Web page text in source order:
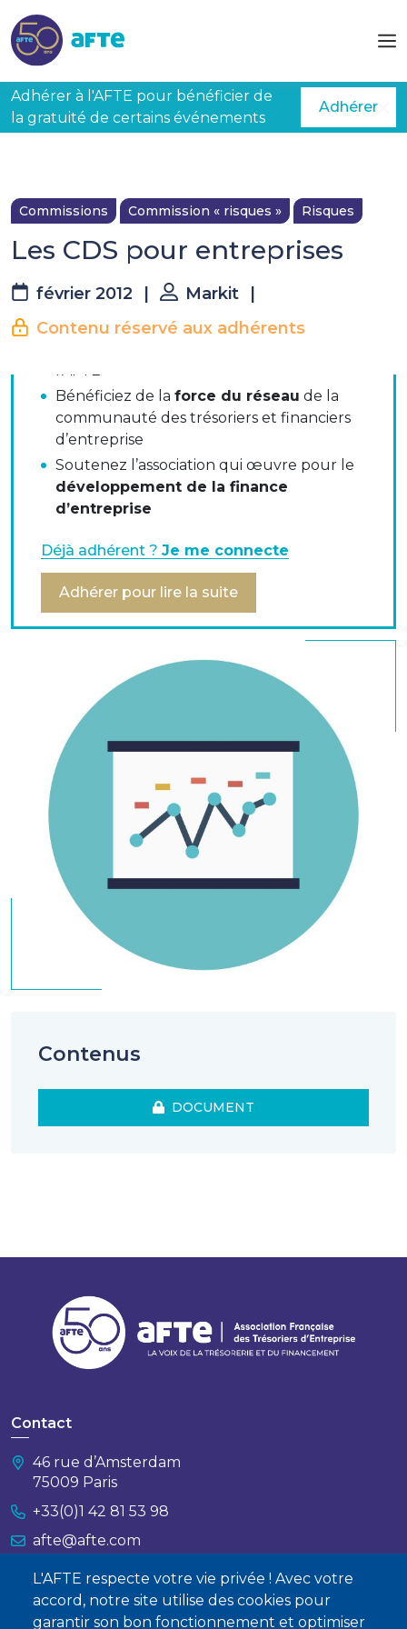
L'AFTE respecte votre vie privée ! Avec votre
accord, notre site utilise des cookies pour
garantir son bon fonctionnement et optimiser
Adhérer à l'AFTE pour bénéficier de
la gratuité de certains événements
Adhérer
Commissions Commission « risques » Risques
Les CDS pour entreprises
février 2012 Markit
Contenu réservé aux adhérents
Présentation de Markit
Le Crédit Default Swap (CDS) - Le marché des
CDS & l'utilisation des CDS
Markit Desktop, solution pour les trésoriers
Cas pratique
La suite est réservée aux
adhérents
l’AFTE
Bénéficiez de la force du réseau de la
communauté des trésoriers et financiers
d’entreprise
Soutenez l’association qui œuvre pour le
développement de la finance
d’entreprise
Déjà adhérent ? Je me connecte
Adhérer pour lire la suite
Contenus
DOCUMENT
Contact
46 rue d’Amsterdam
75009 Paris
+33(0)1 42 81 53 98
afte@afte.com
Nous contacter